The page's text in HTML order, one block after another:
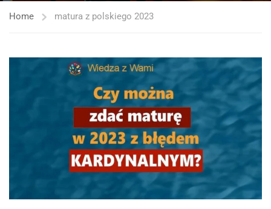
Home matura z polskiego 2023